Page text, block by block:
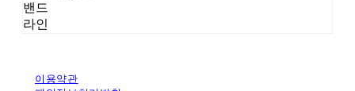
밴드
라인
이용약관